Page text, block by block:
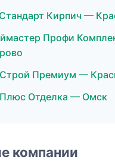
Кирпич —
Профи
Премиум —
Отделка — Омск
компании